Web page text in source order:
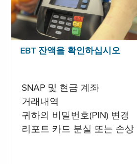
EBT 잔액을 확인하십시오
SNAP 및 현금 계좌
거래내역
귀하의 비밀번호(PIN) 변경
리포트 카드 분실 또는 손상